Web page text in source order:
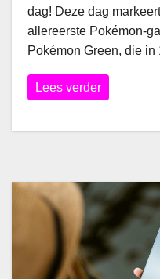
dag! Deze dag
allereerste Pokémon-
Pokémon Green, die
Lees verder